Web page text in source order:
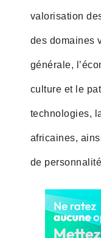
valorisation
des domaines
générale,
culture et le
technologies,
africaines,
de